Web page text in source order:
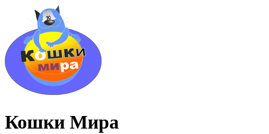
Кошки Мира